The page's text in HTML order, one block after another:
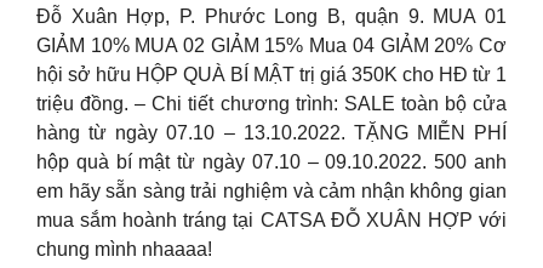
Đỗ Xuân Hợp, P. Phước Long B, quận 9. MUA 01
GIẢM 10% MUA 02 GIẢM 15% Mua 04 GIẢM 20% Cơ
hội sở hữu HỘP QUÀ BÍ MẬT trị giá 350K cho HĐ từ 1
triệu đồng. – Chi tiết chương trình: SALE toàn bộ cửa
hàng từ ngày 07.10 – 13.10.2022. TẶNG MIỄN PHÍ
hộp quà bí mật từ ngày 07.10 – 09.10.2022. 500 anh
em hãy sẵn sàng trải nghiệm và cảm nhận không gian
mua sắm hoành tráng tại CATSA ĐỖ XUÂN HỢP với
chung mình nhaaaa!